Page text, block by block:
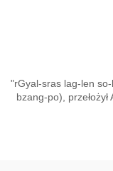
"rGyal-sras lag-len
bzang-po),